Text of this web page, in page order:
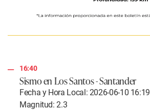
16:40
Sismo en Los Santos - Santander
Fecha y Hora Local: 2026-06-10 16:19
Magnitud: 2.3